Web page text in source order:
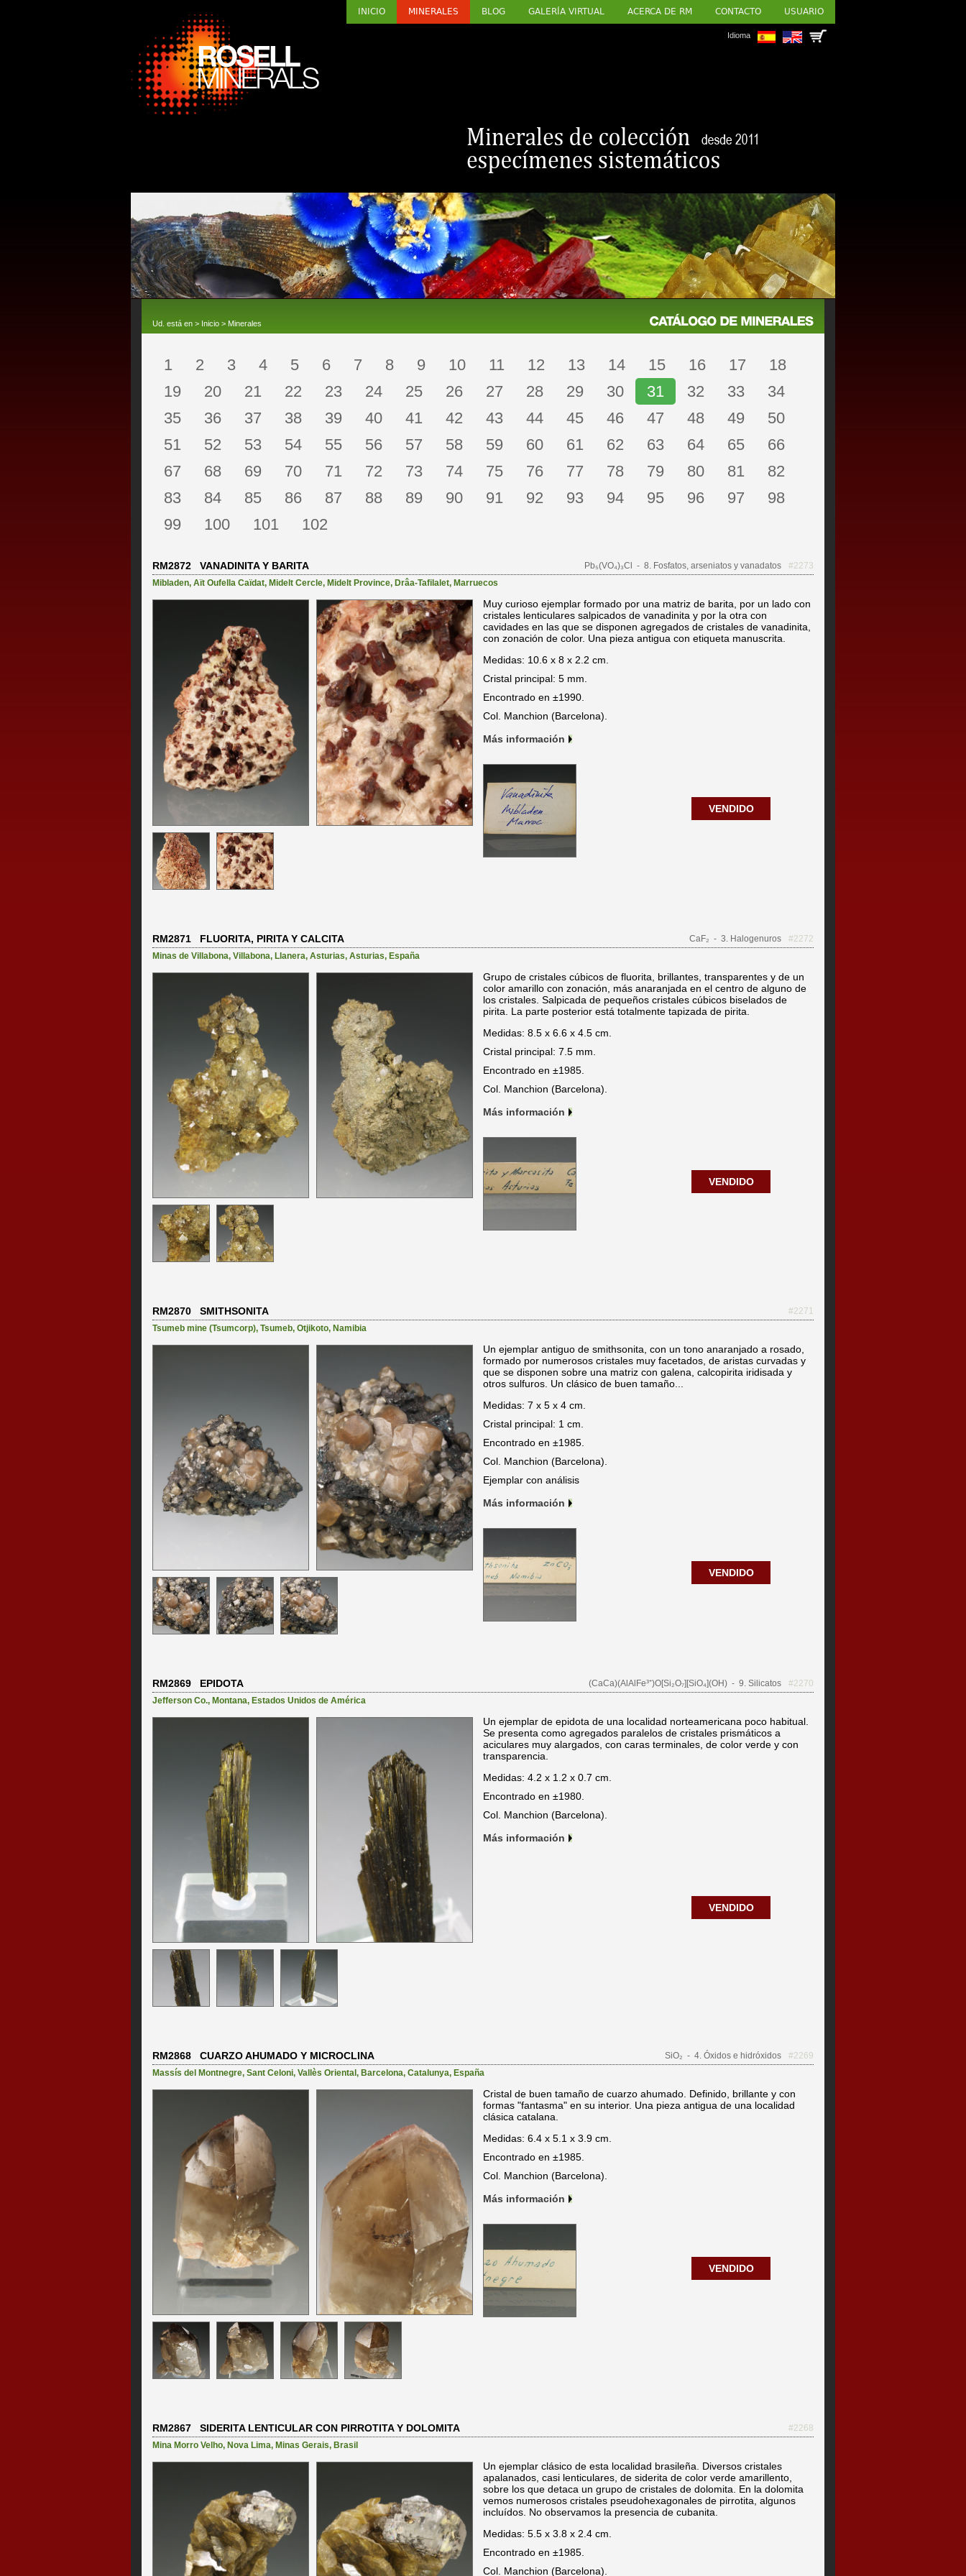
INICIO MINERALES BLOG GALERÍA VIRTUAL ACERCA DE RM CONTACTO USUARIO
Idioma
Ud. está en > Inicio > Minerales
1 2 3 4 5 6 7 8 9 10 11 12 13 14 15 16 17
18
19
20 21 22 23 24 25 26 27 28 29 30 31 32 33
34
35
36 37 38 39 40 41 42 43 44 45 46 47 48 49
50
51
52 53 54 55 56 57 58 59 60 61 62 63 64 65
66
67
68 69 70 71 72 73 74 75 76 77 78 79 80 81
82
83
84 85 86 87 88 89 90 91 92 93 94 95 96 97
98
99
100 101 102
RM2872 VANADINITA Y BARITA Pb₅(VO₄)₃Cl - 8. Fosfatos, arseniatos y vanadatos
#2273
Mibladen, Aït Oufella Caïdat, Midelt Cercle, Midelt Province, Drâa-Tafilalet, Marruecos
Muy curioso ejemplar formado por una matriz de barita, por un lado con
cristales lenticulares salpicados de vanadinita y por la otra con
cavidades en las que se disponen agregados de cristales de vanadinita,
con zonación de color. Una pieza antigua con etiqueta manuscrita.
Medidas: 10.6 x 8 x 2.2 cm.
Cristal principal: 5 mm.
Encontrado en ±1990.
Col. Manchion (Barcelona).
Más información
VENDIDO
RM2871 FLUORITA, PIRITA Y CALCITA CaF₂ - 3. Halogenuros
#2272
Minas de Villabona, Villabona, Llanera, Asturias, Asturias, España
Grupo de cristales cúbicos de fluorita, brillantes, transparentes y de un
color amarillo con zonación, más anaranjada en el centro de alguno de
los cristales. Salpicada de pequeños cristales cúbicos biselados de
pirita. La parte posterior está totalmente tapizada de pirita.
Medidas: 8.5 x 6.6 x 4.5 cm.
Cristal principal: 7.5 mm.
Encontrado en ±1985.
Col. Manchion (Barcelona).
Más información
VENDIDO
RM2870 SMITHSONITA
#2271
Tsumeb mine (Tsumcorp), Tsumeb, Otjikoto, Namibia
Un ejemplar antiguo de smithsonita, con un tono anaranjado a rosado,
formado por numerosos cristales muy facetados, de aristas curvadas y
que se disponen sobre una matriz con galena, calcopirita iridisada y
otros sulfuros. Un clásico de buen tamaño...
Medidas: 7 x 5 x 4 cm.
Cristal principal: 1 cm.
Encontrado en ±1985.
Col. Manchion (Barcelona).
Ejemplar con análisis
Más información
VENDIDO
RM2869 EPIDOTA (CaCa)(AlAlFe³⁺)O[Si₂O₇][SiO₄](OH) - 9. Silicatos
#2270
Jefferson Co., Montana, Estados Unidos de América
Un ejemplar de epidota de una localidad norteamericana poco habitual.
Se presenta como agregados paralelos de cristales prismáticos a
aciculares muy alargados, con caras terminales, de color verde y con
transparencia.
Medidas: 4.2 x 1.2 x 0.7 cm.
Encontrado en ±1980.
Col. Manchion (Barcelona).
Más información
VENDIDO
RM2868 CUARZO AHUMADO Y MICROCLINA SiO₂ - 4. Óxidos e hidróxidos
#2269
Massís del Montnegre, Sant Celoni, Vallès Oriental, Barcelona, Catalunya, España
Cristal de buen tamaño de cuarzo ahumado. Definido, brillante y con
formas "fantasma" en su interior. Una pieza antigua de una localidad
clásica catalana.
Medidas: 6.4 x 5.1 x 3.9 cm.
Encontrado en ±1985.
Col. Manchion (Barcelona).
Más información
VENDIDO
RM2867 SIDERITA LENTICULAR CON PIRROTITA Y DOLOMITA
#2268
Mina Morro Velho, Nova Lima, Minas Gerais, Brasil
Un ejemplar clásico de esta localidad brasileña. Diversos cristales
apalanados, casi lenticulares, de siderita de color verde amarillento,
sobre los que detaca un grupo de cristales de dolomita. En la dolomita
vemos numerosos cristales pseudohexagonales de pirrotita, algunos
incluídos. No observamos la presencia de cubanita.
Medidas: 5.5 x 3.8 x 2.4 cm.
Encontrado en ±1985.
Col. Manchion (Barcelona).